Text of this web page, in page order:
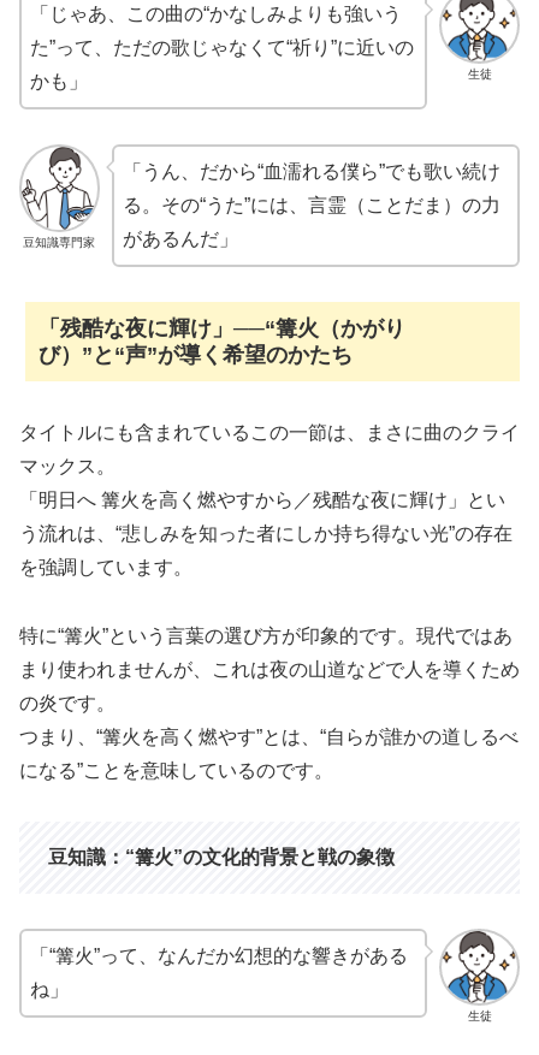
生徒
「じゃあ、この曲の“かなしみよりも強いう
た”って、ただの歌じゃなくて“祈り”に近いの
かも」
豆知識専門家
「うん、だから“血濡れる僕ら”でも歌い続け
る。その“うた”には、言霊（ことだま）の力
があるんだ」
「残酷な夜に輝け」──“篝火（かがり
び）”と“声”が導く希望のかたち
タイトルにも含まれているこの一節は、まさに曲のクライ
マックス。
「明日へ 篝火を高く燃やすから／残酷な夜に輝け」とい
う流れは、“悲しみを知った者にしか持ち得ない光”の存在
を強調しています。
特に“篝火”という言葉の選び方が印象的です。現代ではあ
まり使われませんが、これは夜の山道などで人を導くため
の炎です。
つまり、“篝火を高く燃やす”とは、“自らが誰かの道しるべ
になる”ことを意味しているのです。
豆知識：“篝火”の文化的背景と戦の象徴
生徒
「“篝火”って、なんだか幻想的な響きがある
ね」